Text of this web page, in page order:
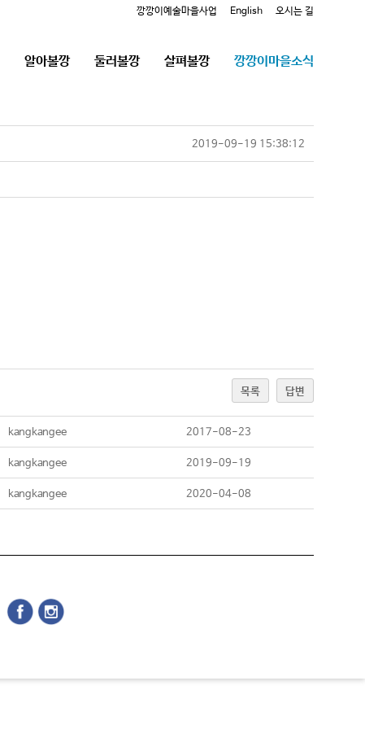
깡깡이예술마을사업 English 오시는 길
알아볼깡 둘러볼깡 살펴볼깡 깡깡이마을소식
2019-09-19 15:38:12
목록 답변
kangkangee 2017-08-23
kangkangee 2019-09-19
kangkangee 2020-04-08